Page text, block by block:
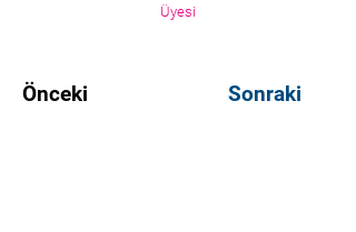
Üyesi
Önceki Sonraki